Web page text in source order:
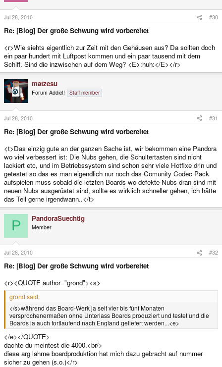
Jul 28, 2010 #30
Re: [Blog] Der große Schwung wird vorbereitet
<r>Wie siehts eigentlich zur Zeit mit den Gehäusen aus? Da sollten doch
ein paar hundert mit Luftpost kommen und ein paar tausend mit dem
Schiff. Sind die inzwischen auf dem Weg? <E>:huh:</E></r>
matzesu
Forum Addict! Staff member
Jul 28, 2010 #31
Re: [Blog] Der große Schwung wird vorbereitet
<t>Das einzig gute an der ganzen Sache ist, wir bekommen eine Pandora
wo viel verbessert ist: Die Nubs gehen, die Schultertasten sind nicht
lackiert etc, und im Betriebssystem sind schon sehr viele Hotfixe drin und
getestet so das es man eigendlich nur noch das Comunity Codec Pack
aufspielen muss sobald die letzten Boards wo defekte Nubs dran sind mit
neuen Nubs ausgerüstet sind, sollte es wirklich schneller gehen, ich hätte
das Teil gerne irgendwann..</t>
P PandoraSuechtig
Member
Jul 28, 2010 #32
Re: [Blog] Der große Schwung wird vorbereitet
<r><QUOTE author="grond"><s>
grond said:
</s>während das Board-Werk ja seit vier bis fünf Monaten
versprochenermaßen ohne Unterlass Boards produziert und testet und die
Boards ja auch fortlaufend nach England geliefert werden...<e>
</e></QUOTE>
dachte du meintest die 4000.<br/>
diese arg lahme boardproduktion hat mich dazu gebracht auf nummer
sicher zu gehen (s.o.)</r>